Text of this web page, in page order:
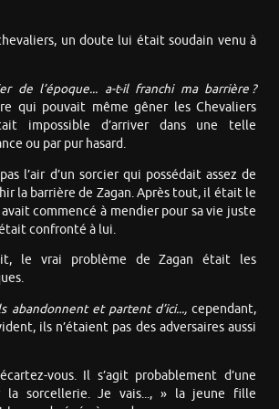
un doute lui était soudain venu à
de l’époque... a-t-il franchi ma barrière ?
qui pouvait même gêner les Chevaliers
impossible d’arriver dans une telle
ou par pur hasard.
l’air d’un sorcier qui possédait assez de
la barrière de Zagan. Après tout, il était le
commencé à mendier pour sa vie juste
confronté à lui.
le vrai problème de Zagan était les
abandonnent et partent d’ici...,cependant,
ils n’étaient pas des adversaires aussi
vous. Il s’agit probablement d’une
la sorcellerie. Je vais..., » la jeune fille